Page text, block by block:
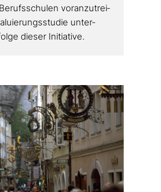
vor­an­zu­trei­
unter­
dieser Initiative.